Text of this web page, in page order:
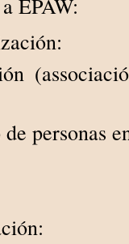
EPAW:
personas